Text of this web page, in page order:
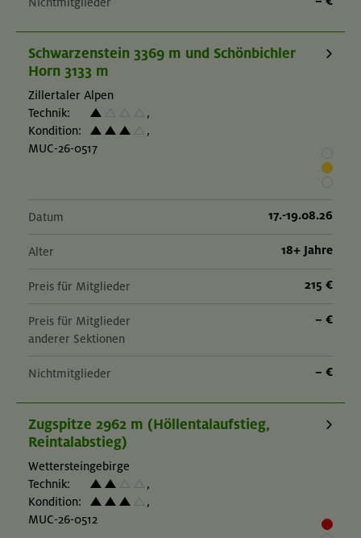
Schwarzenstein 3369 m und Schönbichler
Horn 3133 m
Zillertaler Alpen
Technik:
,
Kondition:
,
MUC-26-0517
Datum 17.-19.08.26
Alter 18+ Jahre
Preis für Mitglieder 215 €
Preis für Mitglieder
anderer Sektionen
– €
Nichtmitglieder – €
Zugspitze 2962 m (Höllentalaufstieg,
Reintalabstieg)
Wettersteingebirge
Technik:
,
Kondition:
,
MUC-26-0512